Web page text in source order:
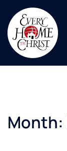
content
Month: